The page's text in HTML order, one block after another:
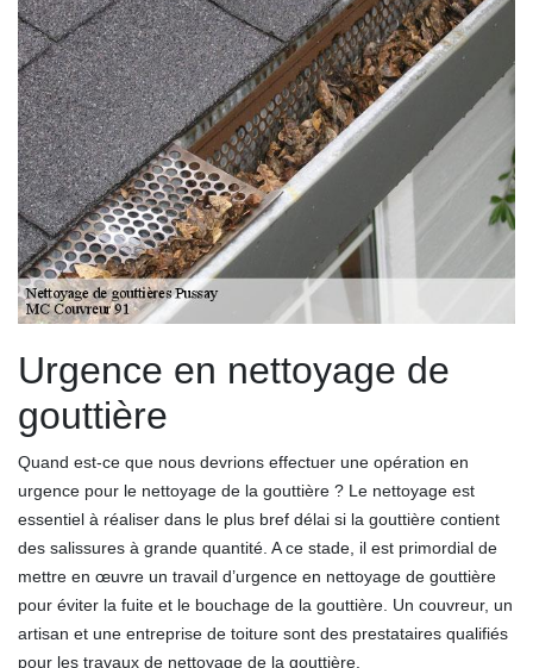
Urgence en nettoyage de
gouttière
Quand est-ce que nous devrions effectuer une opération en
urgence pour le nettoyage de la gouttière ? Le nettoyage est
essentiel à réaliser dans le plus bref délai si la gouttière contient
des salissures à grande quantité. A ce stade, il est primordial de
mettre en œuvre un travail d’urgence en nettoyage de gouttière
pour éviter la fuite et le bouchage de la gouttière. Un couvreur, un
artisan et une entreprise de toiture sont des prestataires qualifiés
pour les travaux de nettoyage de la gouttière.